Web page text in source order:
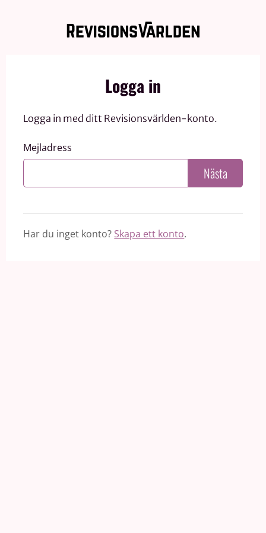
Logga in
Logga in med ditt Revisionsvärlden-konto.
Mejladress
Nästa
Har du inget konto? Skapa ett konto.